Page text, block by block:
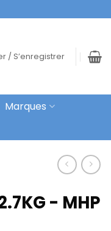
/ S’enregistrer
Marques
- MHP